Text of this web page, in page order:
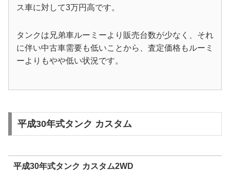
ス車に対して3万円高です。
タンクは兄弟車ルーミーより販売台数が少なく、それ
に伴い中古車需要も低いことから、査定価格もルーミ
ーよりもやや低い状況です。
平成30年式タンク カスタム
平成30年式タンク カスタム2WD